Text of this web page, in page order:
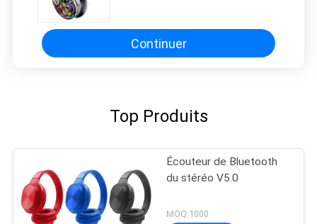
customerize
Continuer
Top Produits
Écouteur de Bluetooth
du stéréo V5.0
MOQ:1000